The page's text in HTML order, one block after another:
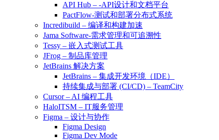
API Hub – -API设计和文档平台
PactFlow-测试和部署分布式系统
Incredibuild – 编译和构建加速
Jama Software-需求管理和可追溯性
Tessy – 嵌入式测试工具
JFrog – 制品库管理
JetBrains 解决方案
JetBrains – 集成开发环境（IDE）
持续集成与部署 (CI/CD) – TeamCity
Cursor – AI 编程工具
HaloITSM – IT服务管理
Figma – 设计与协作
Figma Design
Figma Dev Mode